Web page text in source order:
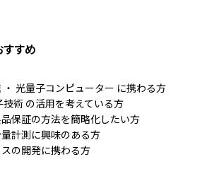
すめ
・ 光量子コンピューター に携わる方
技術 の活用を考えている方
保証の方法を簡略化したい方
計測に興味のある方
の開発に携わる方